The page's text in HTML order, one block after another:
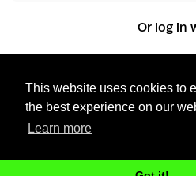
This website uses cookies to
the best experience on our
Learn more
Or log in
Facebook